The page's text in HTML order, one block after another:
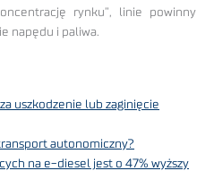
rynku”, linie powinny
napędu i paliwa.
uszkodzenie lub zaginięcie
autonomiczny?
na e-diesel jest o 47% wyższy